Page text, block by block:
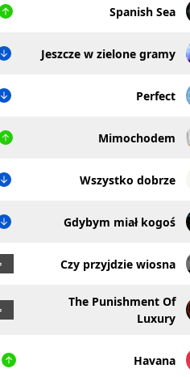
Spanish Sea
Jeszcze w zielone gramy
Perfect
Mimochodem
Wszystko dobrze
Gdybym miał kogoś
Czy przyjdzie wiosna
The Punishment Of
Luxury
Havana